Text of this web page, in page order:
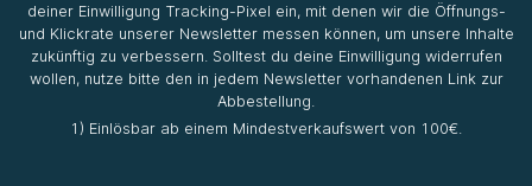
deiner Einwilligung Tracking-Pixel ein, mit denen wir die Öffnungs-
und Klickrate unserer Newsletter messen können, um unsere Inhalte
zukünftig zu verbessern. Solltest du deine Einwilligung widerrufen
wollen, nutze bitte den in jedem Newsletter vorhandenen Link zur
Abbestellung.
1) Einlösbar ab einem Mindestverkaufswert von 100€.